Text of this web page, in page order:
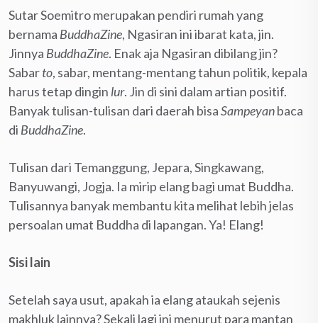
Sutar Soemitro merupakan pendiri rumah yang
bernama BuddhaZine, Ngasiran ini ibarat kata, jin.
Jinnya BuddhaZine. Enak aja Ngasiran dibilang jin?
Sabarto, sabar, mentang-mentang tahun politik, kepala
harus tetap dingin lur. Jin di sini dalam artian positif.
Banyak tulisan-tulisan dari daerah bisaSampeyanbaca
di BuddhaZine.
Tulisan dari Temanggung, Jepara, Singkawang,
Banyuwangi, Jogja. Ia mirip elang bagi umat Buddha.
Tulisannya banyak membantu kita melihat lebih jelas
persoalan umat Buddha di lapangan. Ya! Elang!
Sisi lain
Setelah saya usut, apakah ia elang ataukah sejenis
makhluk lainnya? Sekali lagi ini menurut para mantan